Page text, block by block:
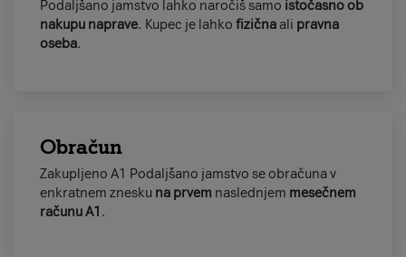
Podaljšano jamstvo lahko naročiš samo istočasno ob
nakupu naprave. Kupec je lahko fizična ali pravna
oseba.
Obračun
Zakupljeno A1 Podaljšano jamstvo se obračunav
enkratnem znesku na prvem naslednjem mesečnem
računu A1 .